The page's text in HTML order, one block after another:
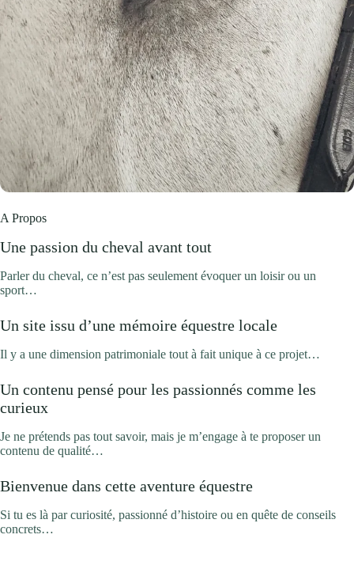
A Propos
Une passion du cheval avant tout
Parler du cheval, ce n’est pas seulement évoquer un loisir ou un
sport…
Un site issu d’une mémoire équestre locale
Il y a une dimension patrimoniale tout à fait unique à ce projet…
Un contenu pensé pour les passionnés comme les
curieux
Je ne prétends pas tout savoir, mais je m’engage à te proposer un
contenu de qualité…
Bienvenue dans cette aventure équestre
Si tu es là par curiosité, passionné d’histoire ou en quête de conseils
concrets…